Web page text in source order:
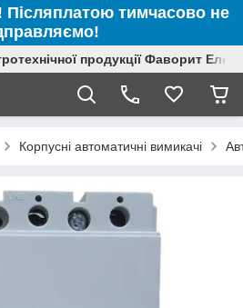
Післяплатою тимчасово не
продукції Фаворит
Корпусні автоматичні вимикачі